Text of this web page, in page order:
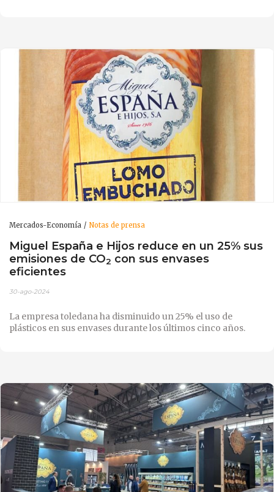
Mercados-Economía Notas de prensa
Miguel España e Hijos reduce en un 25% sus
emisiones de CO2 con sus envases
eficientes
30-ago-2024
La empresa toledana ha disminuido un 25% el uso de
plásticos en sus envases durante los últimos cinco años.